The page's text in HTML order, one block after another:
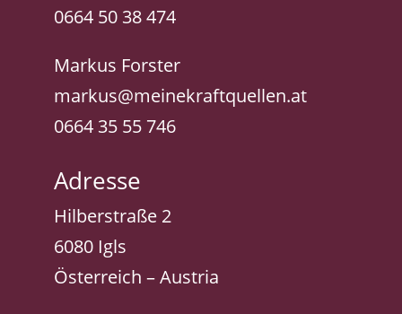
0664 50 38 474
Markus Forster
markus@meinekraftquellen.at
0664 35 55 746
Adresse
Hilberstraße 2
6080 Igls
Österreich – Austria